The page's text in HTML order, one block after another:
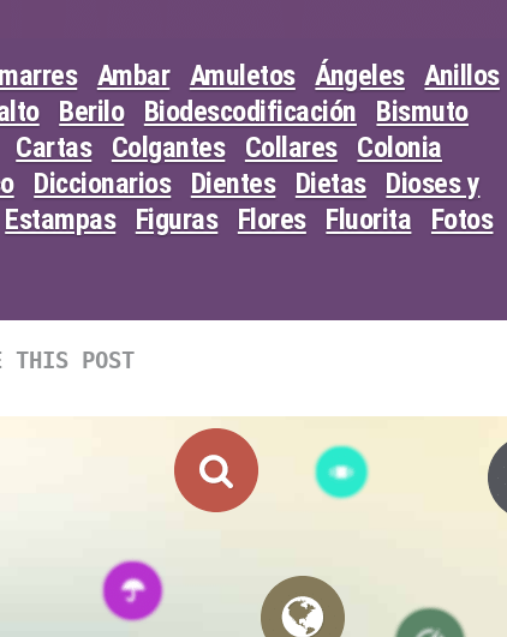
Ambar Amuletos Ángeles Anillos
Berilo Biodescodificación
Bismuto
Cartas Colgantes Collares
Colonia
Diccionarios Dientes Dietas
Dioses y
Estampas Figuras Flores Fluorita
Fotos
THIS POST